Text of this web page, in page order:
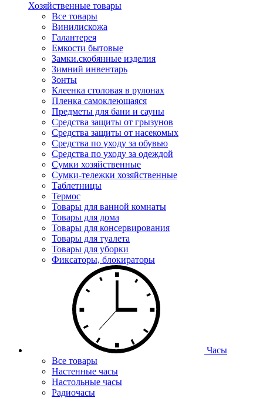
Хозяйственные товары
Все товары
Винилискожа
Галантерея
Емкости бытовые
Замки.скобянные изделия
Зимний инвентарь
Зонты
Клеенка столовая в рулонах
Пленка самоклеющаяся
Предметы для бани и сауны
Средства защиты от грызунов
Средства защиты от насекомых
Средства по уходу за обувью
Средства по уходу за одеждой
Сумки хозяйственные
Сумки-тележки хозяйственные
Таблетницы
Термос
Товары для ванной комнаты
Товары для дома
Товары для консервирования
Товары для туалета
Товары для уборки
Фиксаторы, блокираторы
Часы
Все товары
Настенные часы
Настольные часы
Радиочасы